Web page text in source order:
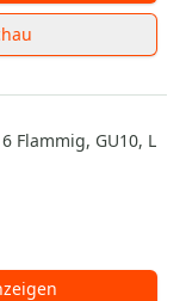
Flammig, GU10, L